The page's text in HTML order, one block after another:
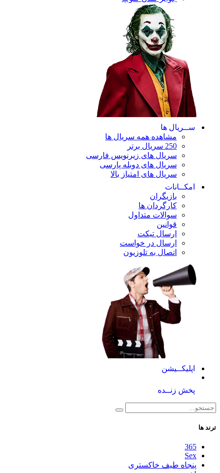
ها
مشاهده همه سریال ها
سریال های زیرنویس فارسی
سریال های دوبله پارسی
سریال های امتیاز بالا
کارگردان ها
سوالات متداول
ارسال تیکت
ارسال در خواست
اتصال به تلوزیون
زنــده
طیف خاکستری